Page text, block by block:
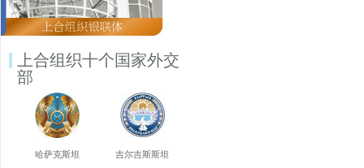
上合组织十个国家外交
部
哈萨克斯坦 吉尔吉斯斯坦